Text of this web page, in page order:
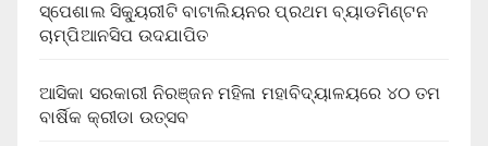
ସ୍ପେଶାଲ ସିକ୍ୟୁରୀଟି ବାଟାଲିୟନର ପ୍ରଥମ ବ୍ୟାଡମିଣ୍ଟନ
ଚାମ୍ପିଆନସିପ ଉଦଯାପିତ
ଆସିକା ସରକାରୀ ନିରଞ୍ଜନ ମହିଳା ମହାବିଦ୍ୟାଳୟରେ ୪୦ ତମ
ବାର୍ଷିକ କ୍ରୀଡା ଉତ୍ସବ